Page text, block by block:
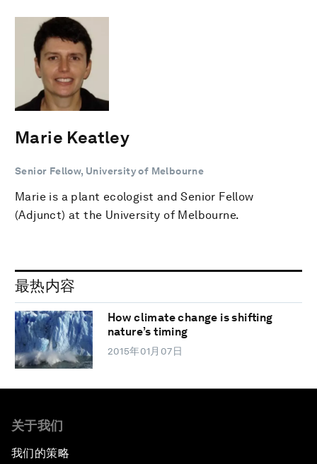
Marie Keatley
Senior Fellow, University of Melbourne
Marie is a plant ecologist and Senior Fellow
(Adjunct) at the University of Melbourne.
最热内容
How climate change is shifting
nature’s timing
2015年01月07日
关于我们
我们的策略